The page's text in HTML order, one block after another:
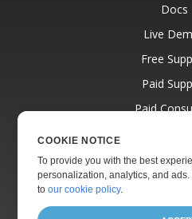
Docs
Live
Free
Paid
Paid
About
COOKIE NOTICE
To provide you with the best
personalization, analytics, and
toour cookie policy.